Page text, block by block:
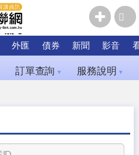
外匯 債券 新聞 影音
訂單查詢 ▼ 服務說明 ▼